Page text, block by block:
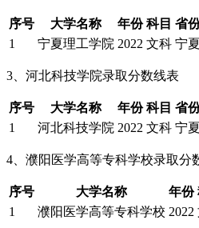
序号 大学名称 年份 科目 省
1
宁夏理工学院 2022 文科 宁夏
3、河北科技学院录取分数线表
序号 大学名称 年份 科目 省
1
河北科技学院 2022 文科 宁夏
4、濮阳医学高等专科学校录取分
序号 大学名称 年份
1
濮阳医学高等专科学校 2022